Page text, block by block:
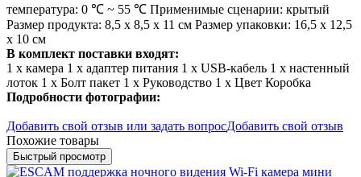
температура: 0 ℃ ~ 55 ℃ Применимые сценарии: крытый
Размер продукта: 8,5 х 8,5 х 11 см Размер упаковки: 16,5 х 12,5
х 10 см
В комплект поставки входят:
1 х камера 1 х адаптер питания 1 х USB-кабель 1 х настенный
лоток 1 х Болт пакет 1 х Руководство 1 х Цвет Коробка
Подробности фотографии:
Добавить свой отзыв или задать вопросДобавить свой отзыв
Похожие товары
Быстрый просмотр